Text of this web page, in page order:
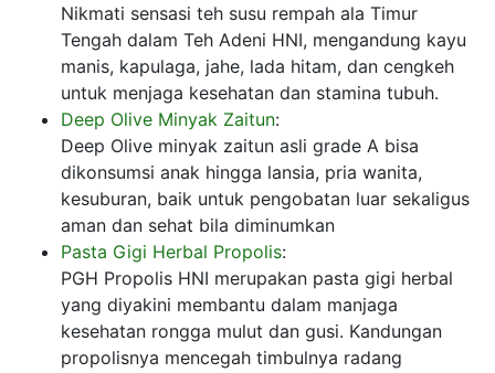
Nikmati sensasi teh susu rempah ala Timur
Tengah dalam Teh Adeni HNI, mengandung kayu
manis, kapulaga, jahe, lada hitam, dan cengkeh
untuk menjaga kesehatan dan stamina tubuh.
Deep Olive Minyak Zaitun:
Deep Olive minyak zaitun asli grade A bisa
dikonsumsi anak hingga lansia, pria wanita,
kesuburan, baik untuk pengobatan luar sekaligus
aman dan sehat bila diminumkan
Pasta Gigi Herbal Propolis:
PGH Propolis HNI merupakan pasta gigi herbal
yang diyakini membantu dalam manjaga
kesehatan rongga mulut dan gusi. Kandungan
propolisnya mencegah timbulnya radang